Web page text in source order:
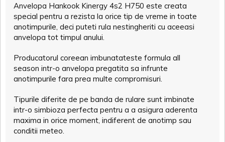
Anvelopa Hankook Kinergy 4s2 H750 este creata
special pentru a rezista la orice tip de vreme in toate
anotimpurile, deci puteti rula nestingheriti cu aceeasi
anvelopa tot timpul anului.
Producatorul coreean imbunatateste formula all
season intr-o anvelopa pregatita sa infrunte
anotimpurile fara prea multe compromisuri.
Tipurile diferite de pe banda de rulare sunt imbinate
intr-o simbioza perfecta pentru a a asigura aderenta
maxima in orice moment, indiferent de anotimp sau
conditii meteo.